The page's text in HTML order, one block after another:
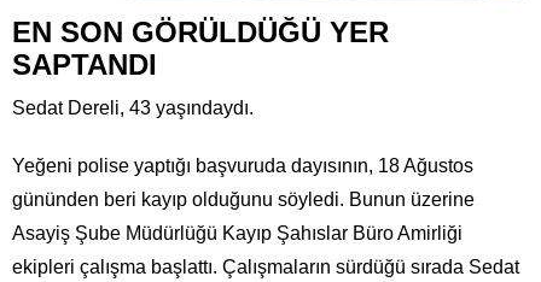
EN SON GÖRÜLDÜĞÜ YER
SAPTANDI
Sedat Dereli, 43 yaşındaydı.
Yeğeni polise yaptığı başvuruda dayısının, 18 Ağustos
gününden beri kayıp olduğunu söyledi. Bunun üzerine
Asayiş Şube Müdürlüğü Kayıp Şahıslar Büro Amirliği
ekipleri çalışma başlattı. Çalışmaların sürdüğü sırada Sedat